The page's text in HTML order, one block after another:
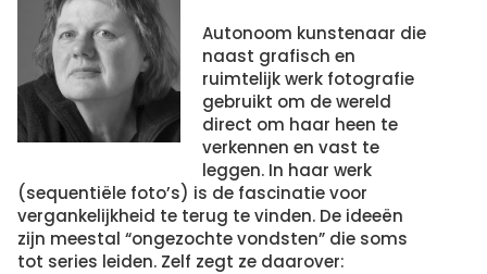
Autonoom kunstenaar die
naast grafisch en
ruimtelijk werk fotografie
gebruikt om de wereld
direct om haar heen te
verkennen en vast te
leggen. In haar werk
(sequentiële foto’s) is de fascinatie voor
vergankelijkheid te terug te vinden. De ideeën
zijn meestal “ongezochte vondsten” die soms
tot series leiden. Zelf zegt ze daarover: